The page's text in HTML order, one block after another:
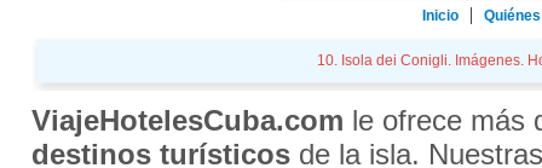
Inicio
10. Isola dei Conigli. Imágenes.
ViajeHotelesCuba.com le ofrece más
destinos turísticosde la isla.